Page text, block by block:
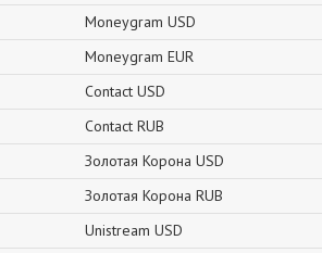
Moneygram USD
Moneygram EUR
Contact USD
Contact RUB
Золотая Корона USD
Золотая Корона RUB
Unistream USD